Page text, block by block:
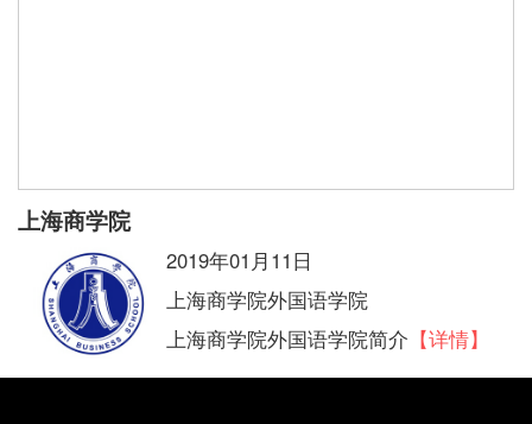
上海商学院
2019年01月11日
上海商学院外国语学院
上海商学院外国语学院简介 【详情】